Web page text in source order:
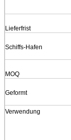
Lieferfrist
Schiffs-Hafen
MOQ
Geformt
Verwendung